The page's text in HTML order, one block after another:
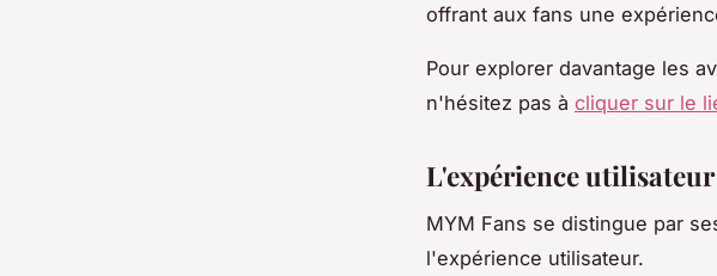
offrant aux fans une
Pour explorer davantage les
n'hésitez pas à cliquer sur le
L'expérience
MYM Fans se distingue par
l'expérience utilisateur.